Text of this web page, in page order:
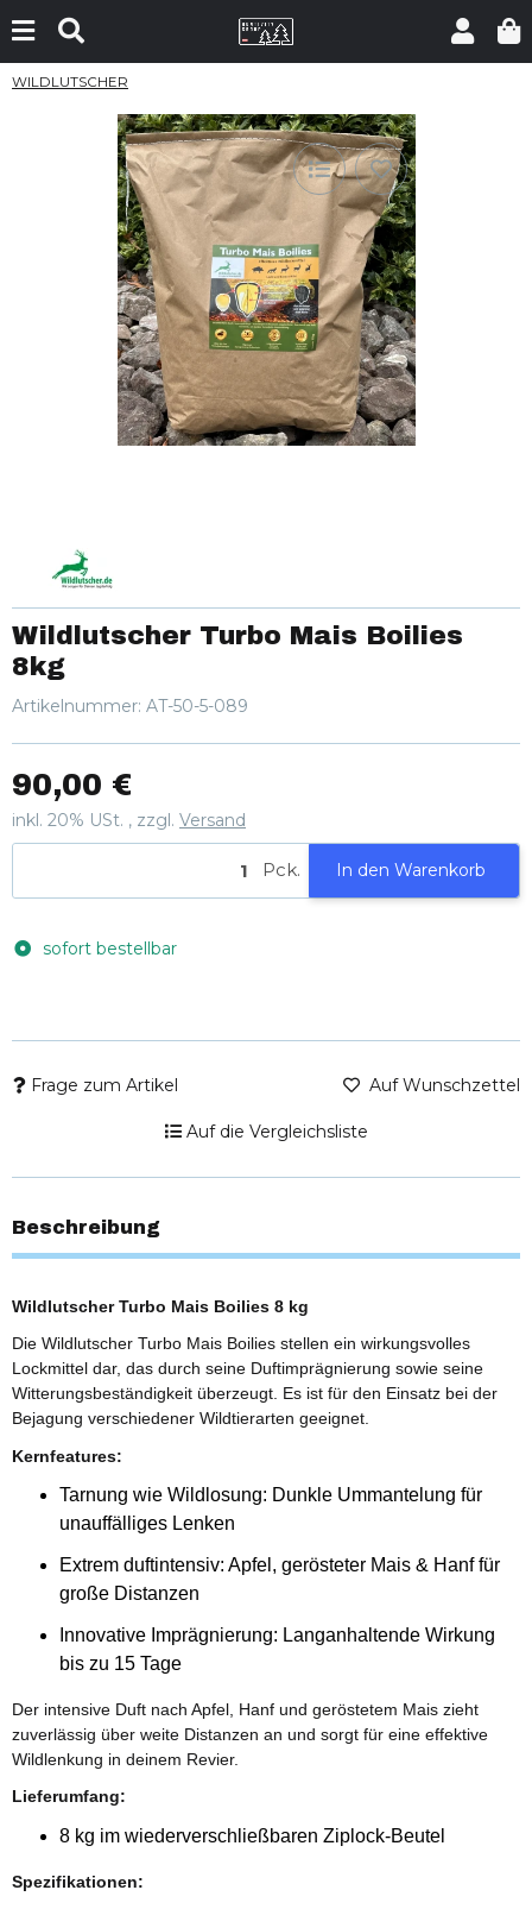
WILDLUTSCHER
Wildlutscher Turbo Mais Boilies
8kg
Artikelnummer: AT-50-5-089
90,00 €
inkl. 20% USt. , zzgl. Versand
Pck. In den Warenkorb
sofort bestellbar
Frage zum Artikel Auf Wunschzettel
Auf die Vergleichsliste
Beschreibung
Wildlutscher Turbo Mais Boilies 8 kg
Die Wildlutscher Turbo Mais Boilies stellen ein wirkungsvolles
Lockmittel dar, das durch seine Duftimprägnierung sowie seine
Witterungsbeständigkeit überzeugt. Es ist für den Einsatz bei der
Bejagung verschiedener Wildtierarten geeignet.
Kernfeatures:
Tarnung wie Wildlosung: Dunkle Ummantelung für
unauffälliges Lenken
Extrem duftintensiv: Apfel, gerösteter Mais & Hanf für
große Distanzen
Innovative Imprägnierung: Langanhaltende Wirkung
bis zu 15 Tage
Der intensive Duft nach Apfel, Hanf und geröstetem Mais zieht
zuverlässig über weite Distanzen an und sorgt für eine effektive
Wildlenkung in deinem Revier.
Lieferumfang:
8 kg im wiederverschließbaren Ziplock-Beutel
Spezifikationen: